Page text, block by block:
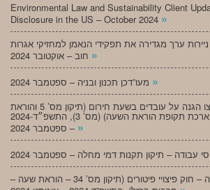
Environmental Law and Sustainability Client
Disclosure in the US – October 2024 »
ערך מגדירה את תפקידי הנאמן למחזיקי אגרות
»
»
מעו”דכן יחסי עבודה – צו הגנה על עובדים בשעת חירום (תיקון מס’ 5 והוראת
שעה – חרבות ברזל) (הארכת תקופת הוראת השעה) (מס’ 3), התשפ״ד-2024
– ספטמבר 2024 »
מעו”דכן יחסי עבודה – חוק פיצויי פיטורים (תיקון מס’ 34 – הוראת שעה –